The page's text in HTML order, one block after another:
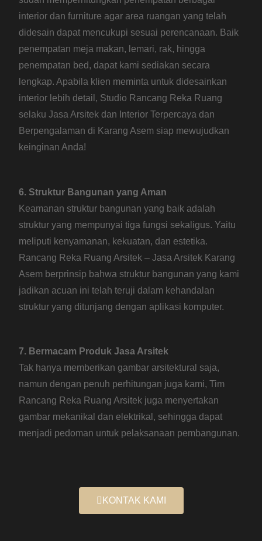
interior dan furniture agar area ruangan yang telah
didesain dapat mencukupi sesuai perencanaan. Baik
penempatan meja makan, lemari, rak, hingga
penempatan bed, dapat kami sediakan secara
lengkap. Apabila klien meminta untuk didesainkan
interior lebih detail, Studio Rancang Reka Ruang
selaku Jasa Arsitek dan Interior Terpercaya dan
Berpengalaman di Karang Asem siap mewujudkan
keinginan Anda!
6. Struktur Bangunan yang Aman
Keamanan struktur bangunan yang baik adalah
struktur yang mempunyai tiga fungsi sekaligus. Yaitu
meliputi kenyamanan, kekuatan, dan estetika.
Rancang Reka Ruang Arsitek – Jasa Arsitek Karang
Asem berprinsip bahwa struktur bangunan yang kami
jadikan acuan ini telah teruji dalam kehandalan
struktur yang ditunjang dengan aplikasi komputer.
7. Bermacam Produk Jasa Arsitek
Tak hanya memberikan gambar arsitektural saja,
namun dengan penuh perhitungan juga kami, Tim
Rancang Reka Ruang Arsitek juga menyertakan
gambar mekanikal dan elektrikal, sehingga dapat
menjadi pedoman untuk pelaksanaan pembangunan.
KONTAK KAMI